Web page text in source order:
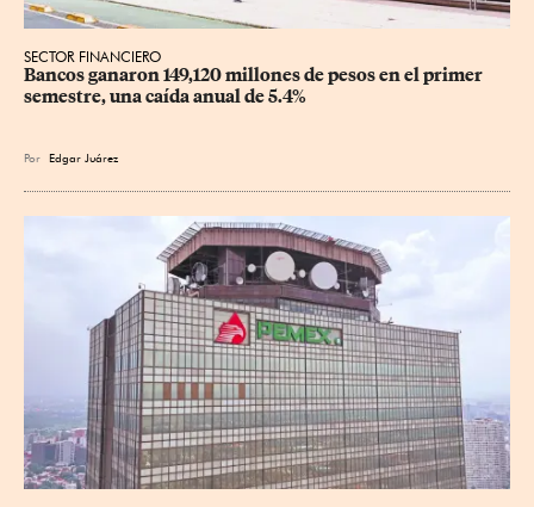
SECTOR FINANCIERO
Bancos ganaron 149,120 millones de pesos en el primer
semestre, una caída anual de 5.4%
Por Edgar Juárez